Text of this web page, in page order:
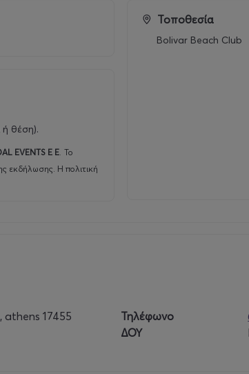
θέση).
EVENTS E E. Το
εκδήλωσης. Η πολιτική
Τοποθεσία
Bolivar Beach Club
17455 Τηλέφωνο
ΔΟΥ